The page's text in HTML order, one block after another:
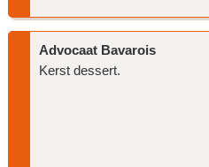
Advocaat Bavarois
Kerst dessert.